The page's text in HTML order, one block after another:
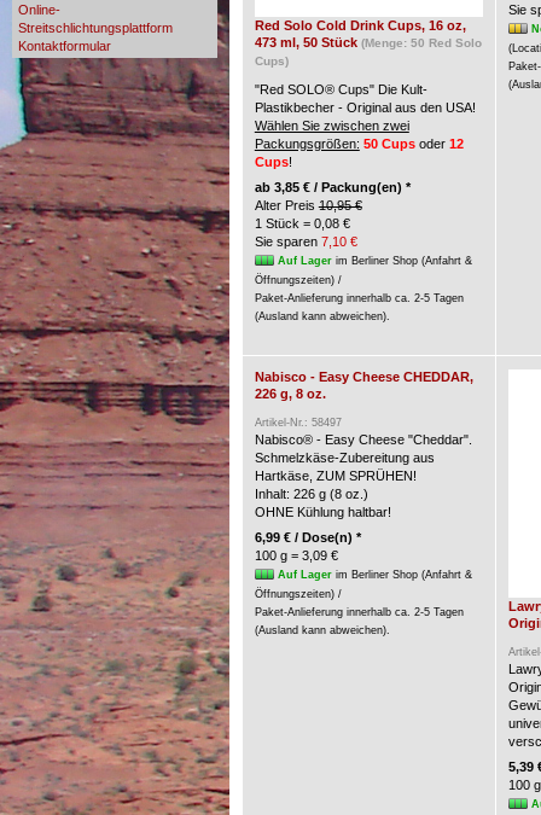
Online-
Streitschlichtungsplattform
Kontaktformular
Red Solo Cold Drink Cups, 16 oz,
473 ml, 50 Stück (Menge: 50 Red Solo
Cups)
"Red SOLO® Cups" Die Kult-
Plastikbecher - Original aus den USA!
Wählen Sie zwischen zwei
Packungsgrößen: 50 Cupsoder 12
Cups!
ab 3,85 € / Packung(en) *
Alter Preis 10,95 €
1 Stück = 0,08 €
Sie sparen 7,10 €
Auf Lagerim Berliner Shop (Anfahrt &
Öffnungszeiten) /
Paket-Anlieferung innerhalb ca. 2-5 Tagen
(Ausland kann abweichen).
Sie
Nabisco - Easy Cheese CHEDDAR,
226 g, 8 oz.
Artikel-Nr.: 58497
Nabisco® - Easy Cheese "Cheddar".
Schmelzkäse-Zubereitung aus
Hartkäse, ZUM SPRÜHEN!
Inhalt: 226 g (8 oz.)
OHNE Kühlung haltbar!
6,99 € / Dose(n) *
100 g = 3,09 €
Auf Lagerim Berliner Shop (Anfahrt &
Öffnungszeiten) /
Paket-Anlieferung innerhalb ca. 2-5 Tagen
(Ausland kann abweichen).
5,39
100